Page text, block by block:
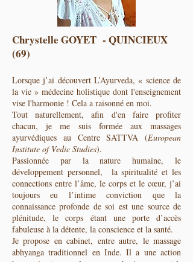
Chrystelle GOYET - QUINCIEUX
(69)
Lorsque j’ai découvert L’Ayurveda, « science de
la vie » médecine holistique dont l'enseignement
vise l'harmonie ! Cela a raisonné en moi.
Tout naturellement, afin d'en faire profiter
chacun, je me suis formée aux massages
ayurvédiques au Centre SATTVA (European
Institute of Vedic Studies).
Passionnée par la nature humaine, le
développement personnel, la spiritualité et les
connections entre l’âme, le corps et le cœur, j’ai
toujours eu l’intime conviction que la
connaissance profonde de soi est une source de
plénitude, le corps étant une porte d’accès
fabuleuse à la détente, la conscience et la santé.
Je propose en cabinet, entre autre, le massage
abhyanga traditionnel en Inde. Il a une action